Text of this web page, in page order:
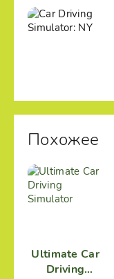
Похожее
Ultimate Car
Driving